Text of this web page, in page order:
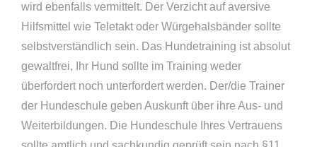
wird ebenfalls vermittelt. Der Verzicht auf aversive
Hilfsmittel wie Teletakt oder Würgehalsbänder sollte
selbstverständlich sein. Das Hundetraining ist absolut
gewaltfrei, Ihr Hund sollte im Training weder
überfordert noch unterfordert werden. Der/die Trainer
der Hundeschule geben Auskunft über ihre Aus- und
Weiterbildungen. Die Hundeschule Ihres Vertrauens